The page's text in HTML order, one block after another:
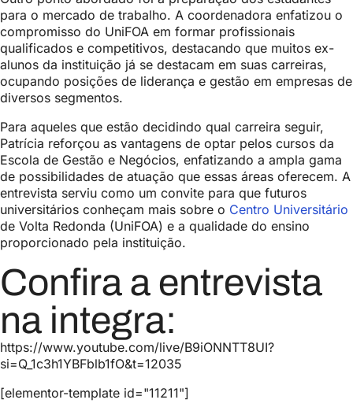
para o mercado de trabalho. A coordenadora enfatizou o
compromisso do UniFOA em formar profissionais
qualificados e competitivos, destacando que muitos ex-
alunos da instituição já se destacam em suas carreiras,
ocupando posições de liderança e gestão em empresas de
diversos segmentos.
Para aqueles que estão decidindo qual carreira seguir,
Patrícia reforçou as vantagens de optar pelos cursos da
Escola de Gestão e Negócios, enfatizando a ampla gama
de possibilidades de atuação que essas áreas oferecem. A
entrevista serviu como um convite para que futuros
universitários conheçam mais sobre o Centro Universitário
de Volta Redonda (UniFOA) e a qualidade do ensino
proporcionado pela instituição.
Confira a entrevista
na integra:
https://www.youtube.com/live/B9iONNTT8UI?
si=Q_1c3h1YBFblb1fO&t=12035
[elementor-template id="11211"]